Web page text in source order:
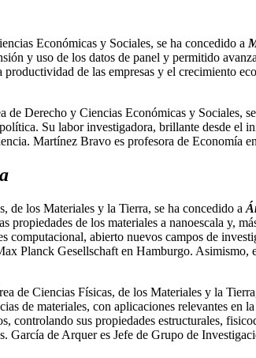
Económicas y Sociales, se ha concedido a
y uso de los datos de panel y permitido
de las empresas y el crecimiento
de Derecho y Ciencias Económicas y Sociales,
Su labor investigadora, brillante desde el
Martínez Bravo es profesora de
de los Materiales y la Tierra, se ha concedido a
de los materiales a nanoescala y,
abierto nuevos campos de
Planck Gesellschaft en Hamburgo.
de Ciencias Físicas, de los Materiales y la
de materiales, con aplicaciones relevantes en
controlando sus propiedades estructurales,
García de Arquer es Jefe de Grupo de